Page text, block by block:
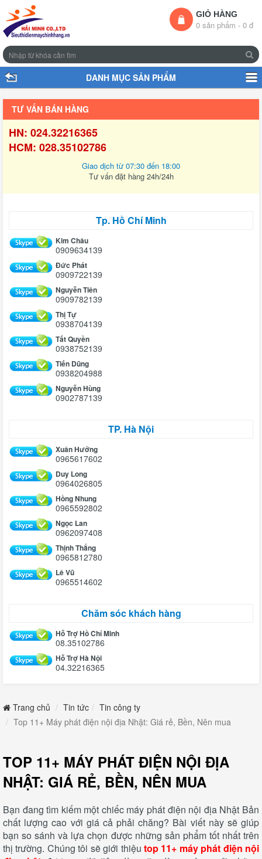
GIỎ HÀNG
0 sản phẩm - 0 đ
DANH MỤC SẢN PHẨM
TƯ VẤN BÁN HÀNG
HN: 024.32216365
HCM: 028.35102786
Giao dịch từ 07:30 đến 18:00
Tư vấn đặt hàng 24h/24h
Tp. Hồ Chí Minh
Kim Châu
0909634139
Đức Phát
0909722139
Nguyễn Tiên
0909782139
Thị Tự
0938704139
Tất Quyền
0938752139
Tiến Dũng
0938204988
Nguyễn Hùng
0902787139
TP. Hà Nội
Xuân Hưởng
0965617602
Duy Long
0964026805
Hồng Nhung
0965592802
Ngọc Lan
0962097408
Thịnh Thắng
0965812780
Lê Vũ
0965514602
Chăm sóc khách hàng
Hỗ Trợ Hồ Chí Minh
08.35102786
Hỗ Trợ Hà Nội
04.32216365
Trang chủ Tin tức
Tin công ty
Top 11+ Máy phát điện nội địa Nhật: Giá rẻ, Bền, Nên mua
TOP 11+ MÁY PHÁT ĐIỆN NỘI ĐỊA
NHẬT: GIÁ RẺ, BỀN, NÊN MUA
Bạn đang tìm kiếm một chiếc máy phát điện nội địa Nhật Bản
chất lượng cao với giá cả phải chăng? Bài viết này sẽ giúp
bạn so sánh và lựa chọn được những sản phẩm tốt nhất trên
thị trường. Chúng tôi sẽ giới thiệu top 11+ máy phát điện nội